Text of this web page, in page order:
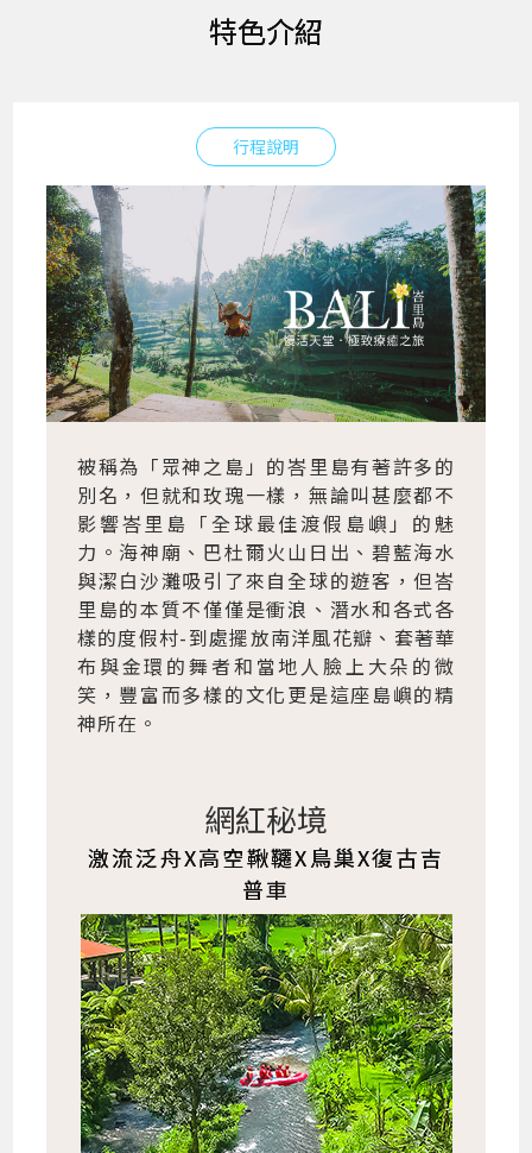
特色介紹
行程說明
被稱為「眾神之島」的峇里島有著許多的
別名，但就和玫瑰一樣，無論叫甚麼都不
影響峇里島「全球最佳渡假島嶼」的魅
力。海神廟、巴杜爾火山日出、碧藍海水
與潔白沙灘吸引了來自全球的遊客，但峇
里島的本質不僅僅是衝浪、潛水和各式各
樣的度假村-到處擺放南洋風花瓣、套著華
布與金環的舞者和當地人臉上大朵的微
笑，豐富而多樣的文化更是這座島嶼的精
神所在。
網紅秘境
激流泛舟X高空鞦韆X鳥巢X復古吉
普車